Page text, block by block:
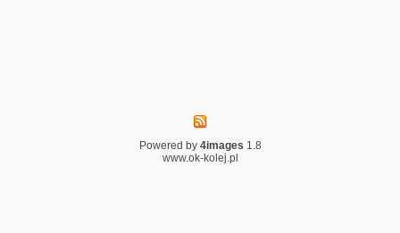
Powered by 4images 1.8
www.ok-kolej.pl